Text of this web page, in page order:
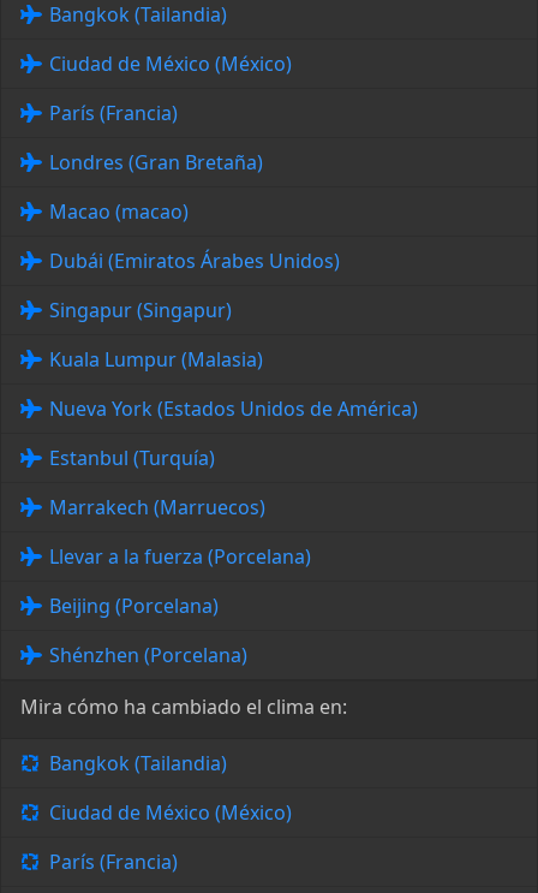
Bangkok (Tailandia)
Ciudad de México (México)
París (Francia)
Londres (Gran Bretaña)
Macao (macao)
Dubái (Emiratos Árabes Unidos)
Singapur (Singapur)
Kuala Lumpur (Malasia)
Nueva York (Estados Unidos de América)
Estanbul (Turquía)
Marrakech (Marruecos)
Llevar a la fuerza (Porcelana)
Beijing (Porcelana)
Shénzhen (Porcelana)
Mira cómo ha cambiado el clima en:
Bangkok (Tailandia)
Ciudad de México (México)
París (Francia)